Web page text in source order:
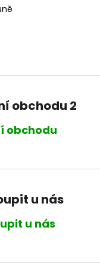
obchodu 2
obchodu
u nás
u nás